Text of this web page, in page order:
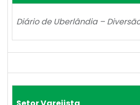
Diário de Uberlândia –